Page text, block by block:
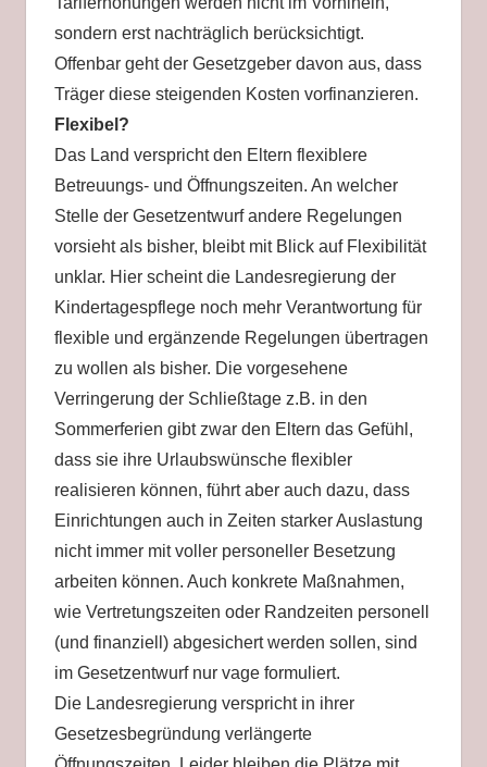
sondern erst nachträglich berücksichtigt.
Offenbar geht der Gesetzgeber davon aus, dass
Träger diese steigenden Kosten vorfinanzieren.
Flexibel?
Das Land verspricht den Eltern flexiblere
Betreuungs- und Öffnungszeiten. An welcher
Stelle der Gesetzentwurf andere Regelungen
vorsieht als bisher, bleibt mit Blick auf Flexibilität
unklar. Hier scheint die Landesregierung der
Kindertagespflege noch mehr Verantwortung für
flexible und ergänzende Regelungen übertragen
zu wollen als bisher. Die vorgesehene
Verringerung der Schließtage z.B. in den
Sommerferien gibt zwar den Eltern das Gefühl,
dass sie ihre Urlaubswünsche flexibler
realisieren können, führt aber auch dazu, dass
Einrichtungen auch in Zeiten starker Auslastung
nicht immer mit voller personeller Besetzung
arbeiten können. Auch konkrete Maßnahmen,
wie Vertretungszeiten oder Randzeiten personell
(und finanziell) abgesichert werden sollen, sind
im Gesetzentwurf nur vage formuliert.
Die Landesregierung verspricht in ihrer
Gesetzesbegründung verlängerte